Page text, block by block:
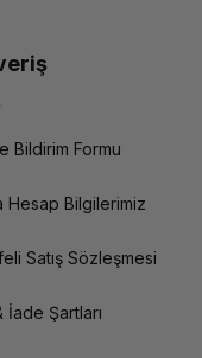
Bildirim Formu
Hesap Bilgilerimiz
Satış Sözleşmesi
İade Şartları